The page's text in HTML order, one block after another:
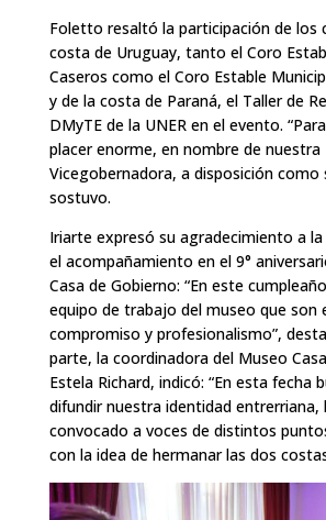
Foletto resaltó la participación de los
costa de Uruguay, tanto el Coro
Caseros como el Coro Estable
y de la costa de Paraná, el Taller de
DMyTE de la UNER en el evento.
placer enorme, en nombre de nuestra
Vicegobernadora, a disposición como
sostuvo.
Iriarte expresó su agradecimiento a
el acompañamiento en el 9°
Casa de Gobierno: “En este
equipo de trabajo del museo que son
compromiso y profesionalismo”,
parte, la coordinadora del Museo
Estela Richard, indicó: “En esta fecha
difundir nuestra identidad entrerriana,
convocado a voces de distintos
con la idea de hermanar las dos